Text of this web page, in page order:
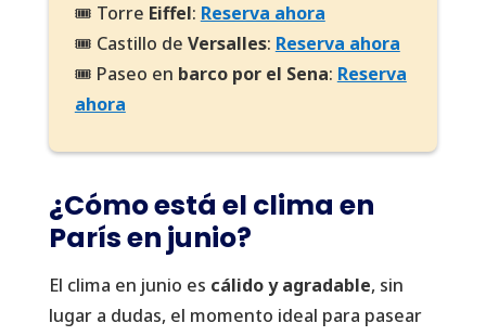
🎟️ Torre Eiffel: Reserva ahora
🎟️ Castillo de Versalles: Reserva ahora
🎟️ Paseo en barco por el Sena: Reserva
ahora
¿Cómo está el clima en
París en junio?
El clima en junio es cálido y agradable, sin
lugar a dudas, el momento ideal para pasear